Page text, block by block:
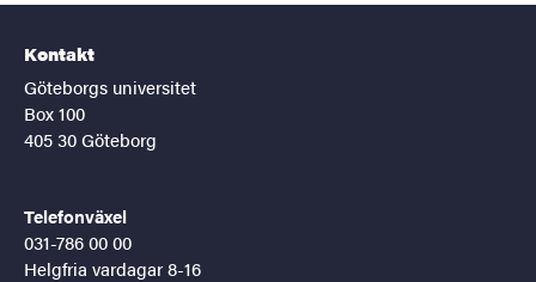
Kontakt
Göteborgs universitet
Box 100
405 30 Göteborg
Telefonväxel
031-786 00 00
Helgfria vardagar 8-16